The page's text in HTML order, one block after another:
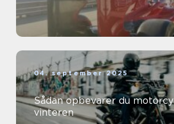
04. september 2025
Sådan opbevarer du
vinteren